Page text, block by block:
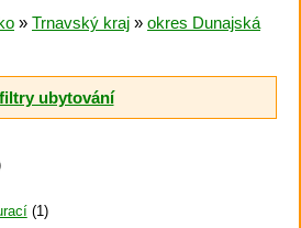
» Trnavský kraj » okres Dunajská
ubytování
(1)